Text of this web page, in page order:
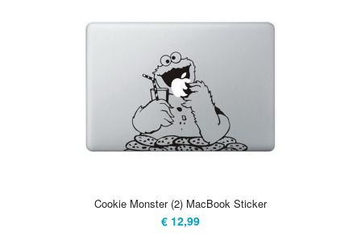
Cookie Monster (2) MacBook Sticker
€ 12,99